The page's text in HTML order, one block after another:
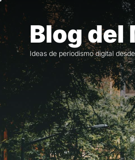
Saltar
contenidoBlog del
Ideas de periodismo digital